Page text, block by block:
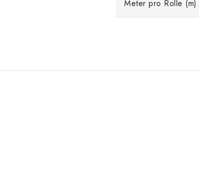
Meter pro Rolle (m)